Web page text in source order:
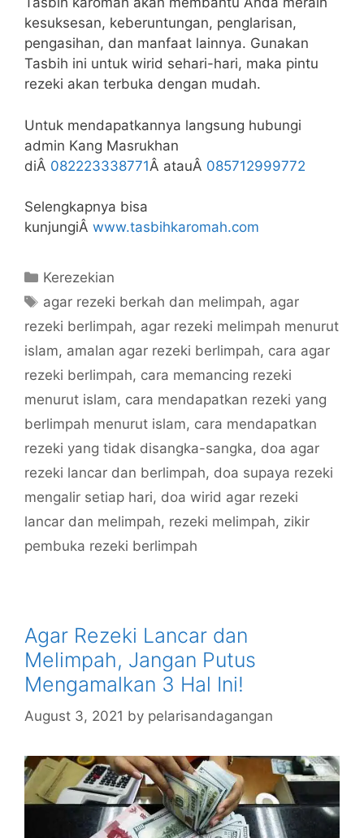
kesuksesan, keberuntungan, penglarisan,
pengasihan, dan manfaat lainnya. Gunakan
Tasbih ini untuk wirid sehari-hari, maka pintu
rezeki akan terbuka dengan mudah.
Untuk mendapatkannya langsung hubungi
admin Kang Masrukhan
diÂ 082223338771Â atauÂ 085712999772
Selengkapnya bisa
kunjungiÂ www.tasbihkaromah.com
Categories
Kerezekian
Tags
agar rezeki berkah dan melimpah, agar
rezeki berlimpah, agar rezeki melimpah menurut
islam, amalan agar rezeki berlimpah, cara agar
rezeki berlimpah, cara memancing rezeki
menurut islam, cara mendapatkan rezeki yang
berlimpah menurut islam, cara mendapatkan
rezeki yang tidak disangka-sangka, doa agar
rezeki lancar dan berlimpah, doa supaya rezeki
mengalir setiap hari, doa wirid agar rezeki
lancar dan melimpah, rezeki melimpah, zikir
pembuka rezeki berlimpah
Agar Rezeki Lancar dan
Melimpah, Jangan Putus
Mengamalkan 3 Hal Ini!
August 3, 2021 by pelarisandagangan